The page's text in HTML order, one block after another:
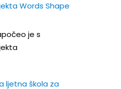
Words Shape
je s
ljetna škola za